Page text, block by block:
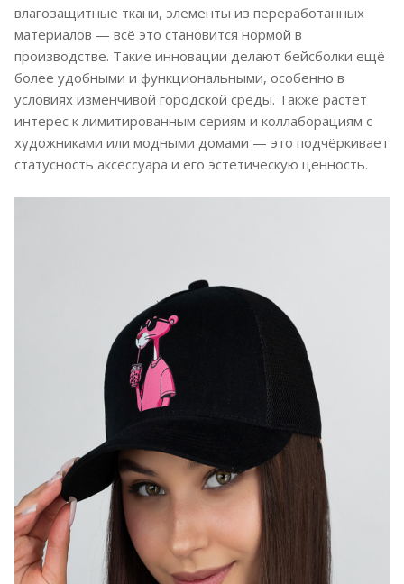
влагозащитные ткани, элементы из переработанных
материалов — всё это становится нормой в
производстве. Такие инновации делают бейсболки ещё
более удобными и функциональными, особенно в
условиях изменчивой городской среды. Также растёт
интерес к лимитированным сериям и коллаборациям с
художниками или модными домами — это подчёркивает
статусность аксессуара и его эстетическую ценность.